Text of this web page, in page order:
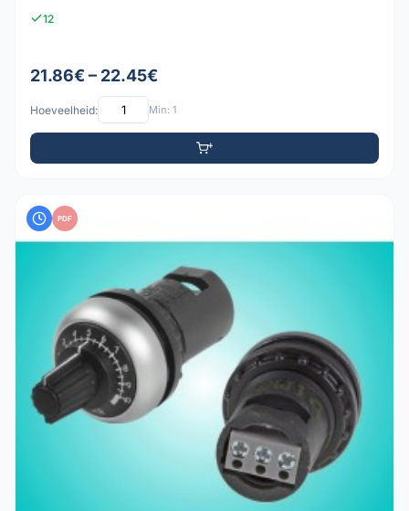
12
21.86€ – 22.45€
Hoeveelheid: Min: 1
PDF